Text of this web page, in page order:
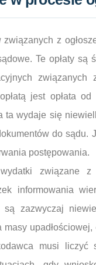
z
Te opłaty
jest opłata
ta wydaje się
do
postępowania.
związane
informowania
zazwyczaj
musi